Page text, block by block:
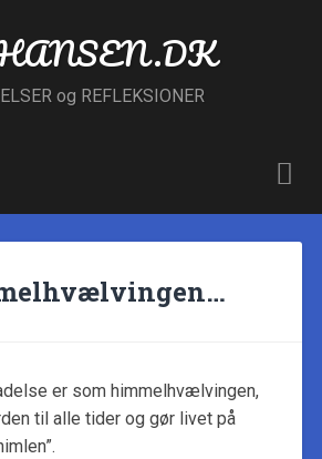
og REFLEKSIONER
er som himmelhvælvingen,
til alle tider og gør livet på